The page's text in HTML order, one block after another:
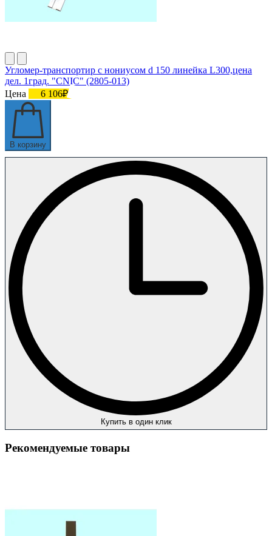
Угломер-транспортир с нониусом d 150 линейка L300,цена
дел. 1град. "CNIC" (2805-013)
Цена
6 106₽
В корзину
Купить в один клик
Рекомендуемые товары